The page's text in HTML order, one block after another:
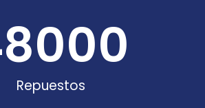
Repuestos